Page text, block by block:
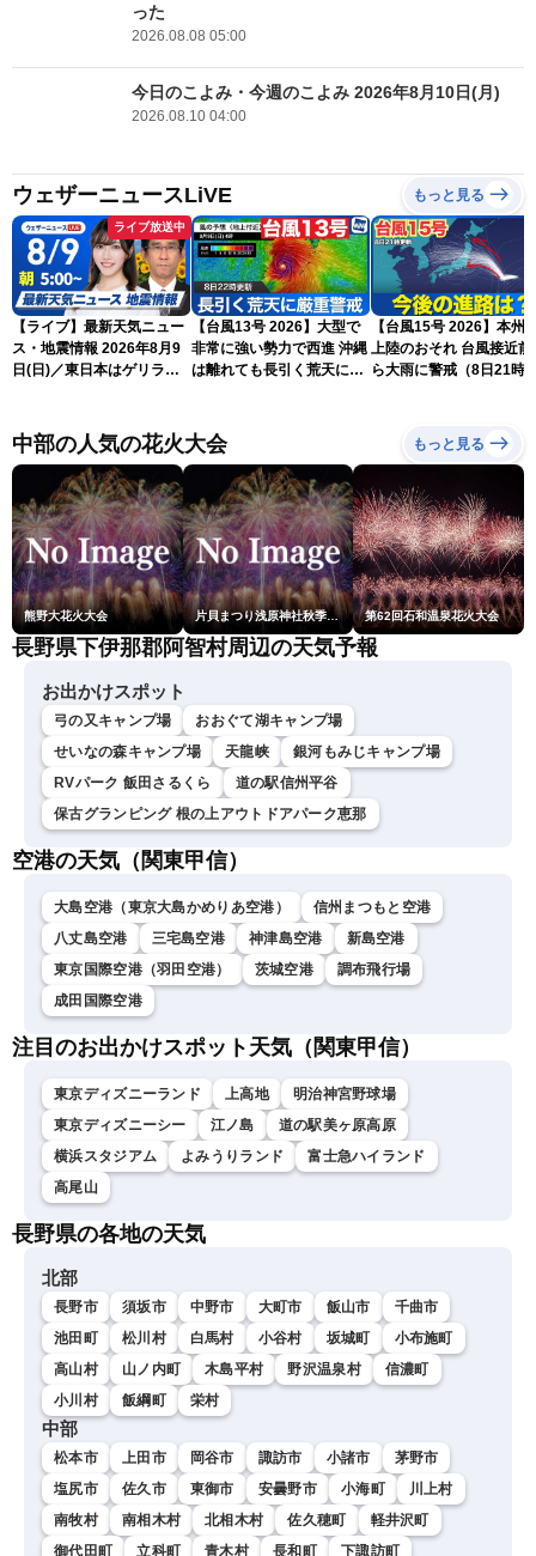
った
2026.08.08 05:00
今日のこよみ・今週のこよみ 2026年8月10日(月)
2026.08.10 04:00
ウェザーニュースLiVE もっと見る
ライブ放送中
【ライブ】最新天気ニュー
ス・地震情報 2026年8月9
日(日)／東日本はゲリラ雷
ュースLiVEモーニング・魚
住茉由／山口剛央〉
【台風13号 2026】大型で
非常に強い勢力で西進 沖縄
は離れても長引く荒天に厳
【台風15号 2026】本州
上陸のおそれ 台風接近前
ら大雨に警戒（8日21時
中部の人気の花火大会 もっと見る
熊野大花火大会 片貝まつり浅原神社秋季例大祭奉納大煙火 第62回石和温泉花火大会
長野県下伊那郡阿智村周辺の天気予報
お出かけスポット
弓の又キャンプ場
おおぐて湖キャンプ場
せいなの森キャンプ場
天龍峡
銀河もみじキャンプ場
RVパーク 飯田さるくら
道の駅信州平谷
保古グランピング 根の上アウトドアパーク恵那
空港の天気（関東甲信）
大島空港（東京大島かめりあ空港）
信州まつもと空港
八丈島空港
三宅島空港 神津島空港
新島空港
東京国際空港（羽田空港）
茨城空港
調布飛行場
成田国際空港
注目のお出かけスポット天気（関東甲信）
東京ディズニーランド 上高地
明治神宮野球場
東京ディズニーシー
江ノ島
道の駅美ヶ原高原
横浜スタジアム
よみうりランド
富士急ハイランド
高尾山
長野県の各地の天気
北部
長野市 須坂市 中野市 大町市 飯山市
千曲市
池田町
松川村 白馬村 小谷村 坂城町
小布施町
高山村
山ノ内町 木島平村 野沢温泉村
信濃町
小川村
飯綱町 栄村
中部
松本市 上田市 岡谷市 諏訪市 小諸市
茅野市
塩尻市
佐久市 東御市 安曇野市 小海町
川上村
南牧村
南相木村 北相木村 佐久穂町
軽井沢町
御代田町
立科町 青木村 長和町 下諏訪町